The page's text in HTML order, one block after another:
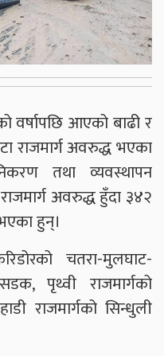
वर्षापछि आएको बाढी र
राजमार्ग अवरुद्ध भएका
तथा व्यवस्थापन
अवरुद्ध हुँदा ३४२
हुन्।
चतरा-मुलघाट-
पृथ्वी राजमार्गको
राजमार्गको सिन्धुली